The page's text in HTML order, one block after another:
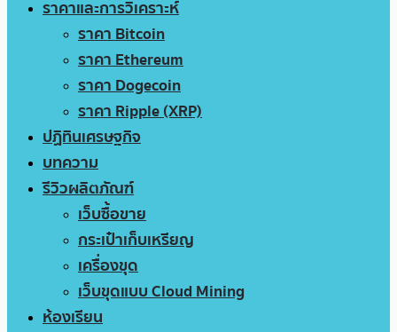
ราคาและการวิเคราะห์
ราคา Bitcoin
ราคา Ethereum
ราคา Dogecoin
ราคา Ripple (XRP)
ปฏิทินเศรษฐกิจ
บทความ
รีวิวผลิตภัณฑ์
เว็บซื้อขาย
กระเป๋าเก็บเหรียญ
เครื่องขุด
เว็บขุดแบบ Cloud Mining
ห้องเรียน